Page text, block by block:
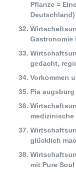
Pflanze =
Deutschland)
Gastronomie
gedacht,
Vorkommen
Pia
medizinische
glücklich
mit Pure